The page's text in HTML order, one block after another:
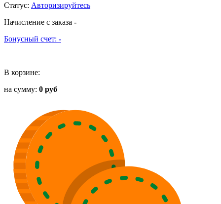
Статус: Авторизируйтесь
Начисление с заказа -
Бонусный счет: -
В корзине:
на сумму: 0 руб